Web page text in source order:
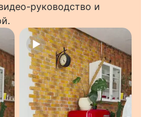
руководство и